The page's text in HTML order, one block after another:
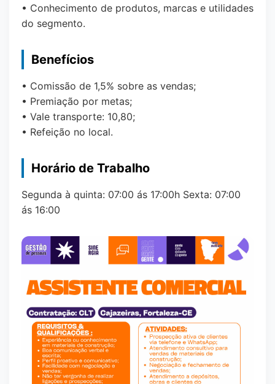
• Conhecimento de produtos, marcas e utilidades
do segmento.
Benefícios
• Comissão de 1,5% sobre as vendas;
• Premiação por metas;
• Vale transporte: 10,80;
• Refeição no local.
Horário de Trabalho
Segunda à quinta: 07:00 ás 17:00h Sexta: 07:00
ás 16:00